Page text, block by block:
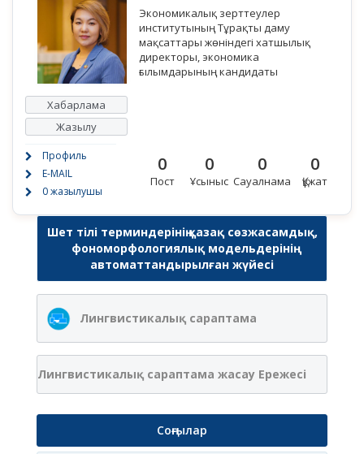
Хабарлама
Жазылу
Профиль
E-MAIL
0 жазылушы
Экономикалық зерттеулер
институтының Тұрақты даму
мақсаттары жөніндегі хатшылық
директоры, экономика
ғылымдарының кандидаты
0
Пост
0
Ұсыныс
0
Сауалнама
0
Құжат
Шет тілі терминдерінің қазақ сөзжасамдық,
фономорфологиялық модельдерінің
автоматтандырылған жүйесі
Лингвистикалық сараптама
Лингвистикалық сараптама жасау Ережесі
Соңғылар